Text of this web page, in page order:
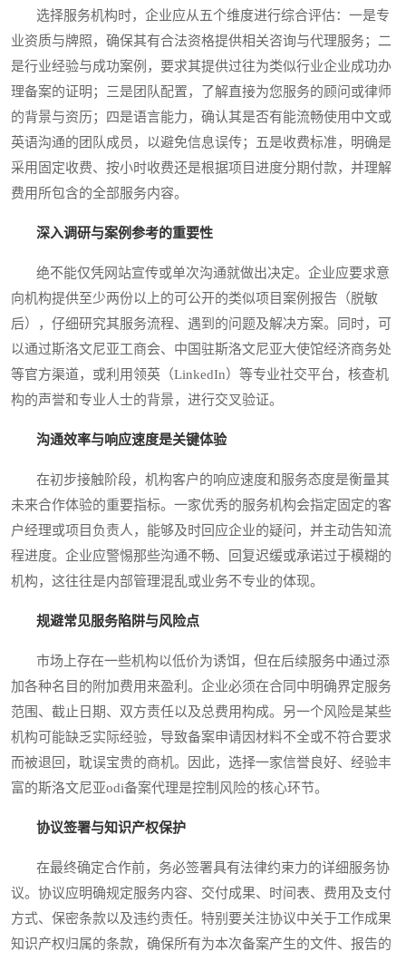
选择服务机构时，企业应从五个维度进行综合评估：一是专
业资质与牌照，确保其有合法资格提供相关咨询与代理服务；二
是行业经验与成功案例，要求其提供过往为类似行业企业成功办
理备案的证明；三是团队配置，了解直接为您服务的顾问或律师
的背景与资历；四是语言能力，确认其是否有能流畅使用中文或
英语沟通的团队成员，以避免信息误传；五是收费标准，明确是
采用固定收费、按小时收费还是根据项目进度分期付款，并理解
费用所包含的全部服务内容。
深入调研与案例参考的重要性
绝不能仅凭网站宣传或单次沟通就做出决定。企业应要求意
向机构提供至少两份以上的可公开的类似项目案例报告（脱敏
后），仔细研究其服务流程、遇到的问题及解决方案。同时，可
以通过斯洛文尼亚工商会、中国驻斯洛文尼亚大使馆经济商务处
等官方渠道，或利用领英（LinkedIn）等专业社交平台，核查机
构的声誉和专业人士的背景，进行交叉验证。
沟通效率与响应速度是关键体验
在初步接触阶段，机构客户的响应速度和服务态度是衡量其
未来合作体验的重要指标。一家优秀的服务机构会指定固定的客
户经理或项目负责人，能够及时回应企业的疑问，并主动告知流
程进度。企业应警惕那些沟通不畅、回复迟缓或承诺过于模糊的
机构，这往往是内部管理混乱或业务不专业的体现。
规避常见服务陷阱与风险点
市场上存在一些机构以低价为诱饵，但在后续服务中通过添
加各种名目的附加费用来盈利。企业必须在合同中明确界定服务
范围、截止日期、双方责任以及总费用构成。另一个风险是某些
机构可能缺乏实际经验，导致备案申请因材料不全或不符合要求
而被退回，耽误宝贵的商机。因此，选择一家信誉良好、经验丰
富的斯洛文尼亚odi备案代理是控制风险的核心环节。
协议签署与知识产权保护
在最终确定合作前，务必签署具有法律约束力的详细服务协
议。协议应明确规定服务内容、交付成果、时间表、费用及支付
方式、保密条款以及违约责任。特别要关注协议中关于工作成果
知识产权归属的条款，确保所有为本次备案产生的文件、报告的